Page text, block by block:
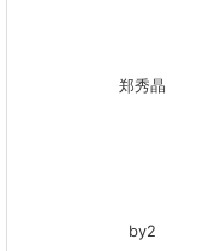
郑秀晶
by2